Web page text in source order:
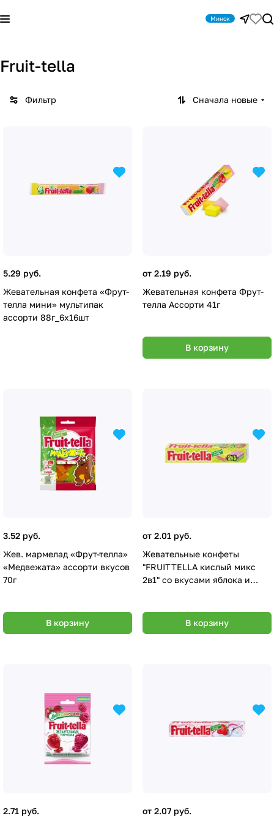
Минск
Fruit-tella
Фильтр Сначала новые
5.29 руб.
Жевательная конфета «Фрут-
телла мини» мультипак
ассорти 88г_6х16шт
от 2.19 руб.
Жевательная конфета Фрут-
телла Ассорти 41г
В корзину
3.52 руб.
Жев. мармелад «Фрут-телла»
«Медвежата» ассорти вкусов
70г
В корзину
от 2.01 руб.
Жевательные конфеты
"FRUITTELLA кислый микс
2в1" со вкусами яблока и
В корзину
2.71 руб. от 2.07 руб.